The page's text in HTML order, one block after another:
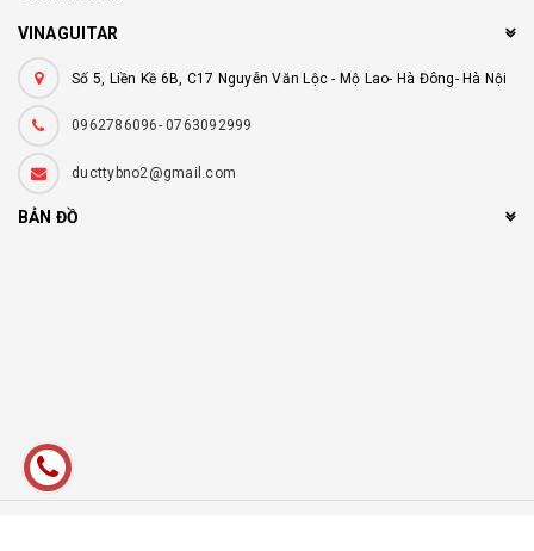
VINAGUITAR
Số 5, Liền Kề 6B, C17 Nguyễn Văn Lộc - Mộ Lao- Hà Đông- Hà Nội
0962786096- 0763092999
ducttybno2@gmail.com
BẢN ĐỒ